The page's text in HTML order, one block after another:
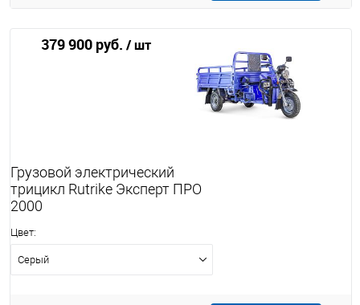
379 900 руб. / шт
Грузовой электрический
трицикл Rutrike Эксперт ПРО
2000
Цвет:
Серый